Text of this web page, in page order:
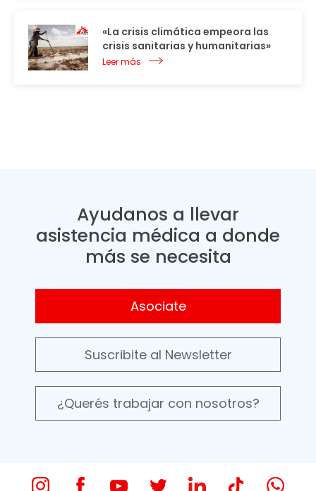
«La crisis climática empeora las
crisis sanitarias y humanitarias»
Leer más
Ayudanos a llevar
asistencia médica a donde
más se necesita
Asociate
Suscribite al Newsletter
¿Querés trabajar con nosotros?